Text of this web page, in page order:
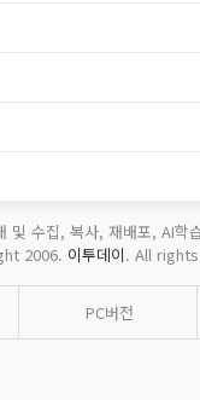
및 수집, 복사, 재배포, AI학
2006. 이투데이. All
PC버전